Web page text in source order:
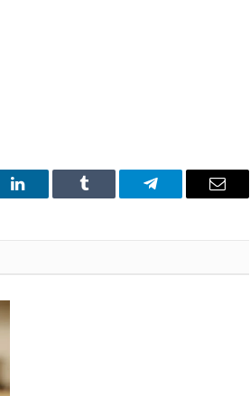
LinkedIn Tumblr Telegram Email